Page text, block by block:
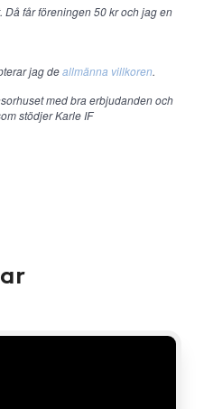
får föreningen 50 kr och jag en
jag deallmänna villkoren.
med bra erbjudanden och
stödjer Karle IF